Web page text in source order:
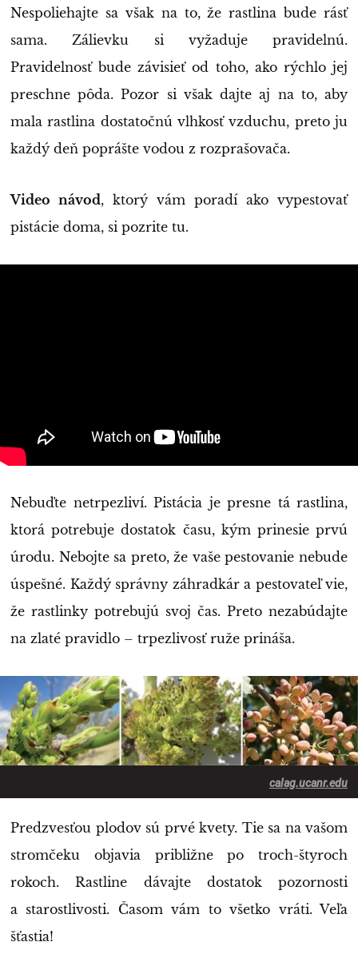
Nespoliehajte sa však na to, že rastlina bude rásť
sama. Zálievku si vyžaduje pravidelnú.
Pravidelnosť bude závisieť od toho, ako rýchlo jej
preschne pôda. Pozor si však dajte aj na to, aby
mala rastlina dostatočnú vlhkosť vzduchu, preto ju
každý deň poprášte vodou z rozprašovača.
Video návod, ktorý vám poradí ako vypestovať
pistácie doma, si pozrite tu.
Nebuďte netrpezliví. Pistácia je presne tá rastlina,
ktorá potrebuje dostatok času, kým prinesie prvú
úrodu. Nebojte sa preto, že vaše pestovanie nebude
úspešné. Každý správny záhradkár a pestovateľ vie,
že rastlinky potrebujú svoj čas. Preto nezabúdajte
na zlaté pravidlo – trpezlivosť ruže prináša.
calag.ucanr.edu
Predzvesťou plodov sú prvé kvety. Tie sa na vašom
stromčeku objavia približne po troch-štyroch
rokoch. Rastline dávajte dostatok pozornosti
a starostlivosti. Časom vám to všetko vráti. Veľa
šťastia!